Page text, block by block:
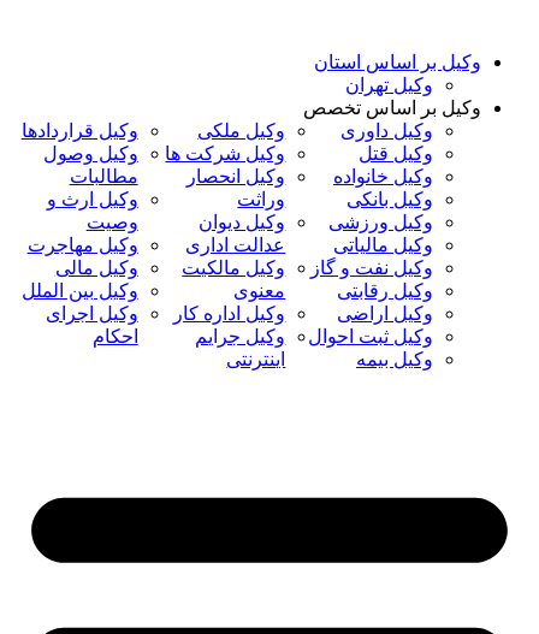
محتوا
وکیل بر اساس استان
وکیل تهران
وکیل بر اساس تخصص
وکیل داوری
وکیل قتل
وکیل خانواده
وکیل بانکی
وکیل ورزشی
وکیل مالیاتی
وکیل نفت و گاز
وکیل رقابتی
وکیل اراضی
وکیل ثبت احوال
وکیل بیمه
وکیل ملکی
وکیل شرکت ها
وکیل انحصار
وراثت
وکیل دیوان
عدالت اداری
وکیل مالکیت
معنوی
وکیل اداره کار
وکیل جرایم
اینترنتی
وکیل قراردادها
وکیل وصول
مطالبات
وکیل ارث و
وصیت
وکیل مهاجرت
وکیل مالی
وکیل بین الملل
وکیل اجرای
احکام